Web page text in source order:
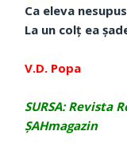
Ca eleva
La un colț ea
V.D. Popa
SURSA: Revista
ȘAHmagazin